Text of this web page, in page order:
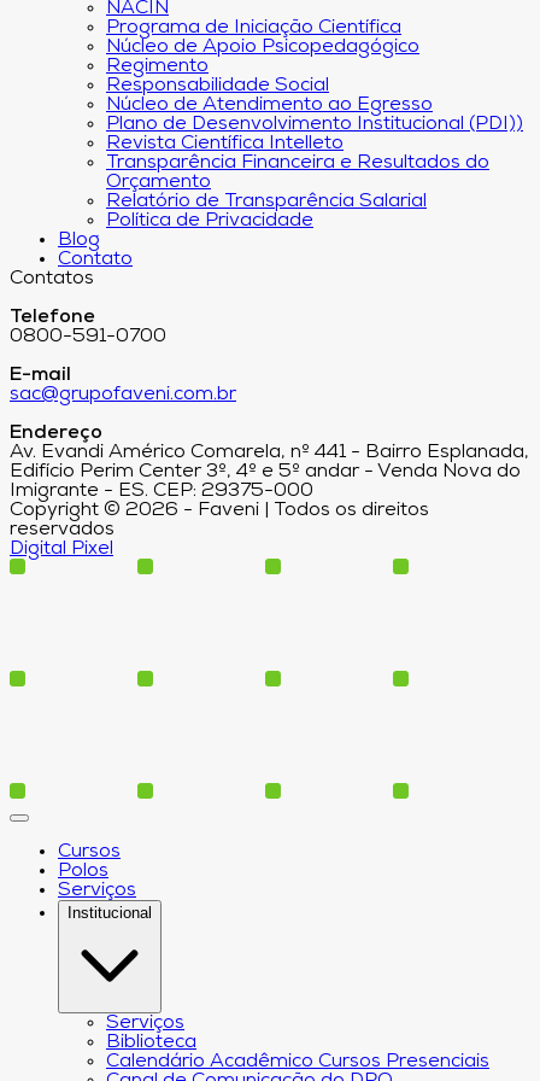
NACIN
Programa de Iniciação Científica
Núcleo de Apoio Psicopedagógico
Regimento
Responsabilidade Social
Núcleo de Atendimento ao Egresso
Plano de Desenvolvimento Institucional (PDI))
Revista Científica Intelleto
Transparência Financeira e Resultados do
Orçamento
Relatório de Transparência Salarial
Política de Privacidade
Blog
Contato
Contatos
Telefone
0800-591-0700
E-mail
sac@grupofaveni.com.br
Endereço
Av. Evandi Américo Comarela, nº 441 - Bairro Esplanada,
Edifício Perim Center 3º, 4º e 5º andar - Venda Nova do
Imigrante - ES. CEP: 29375-000
Copyright © 2026 - Faveni | Todos os direitos
reservados
Digital Pixel
Cursos
Polos
Serviços
Institucional
Serviços
Biblioteca
Calendário Acadêmico Cursos Presenciais